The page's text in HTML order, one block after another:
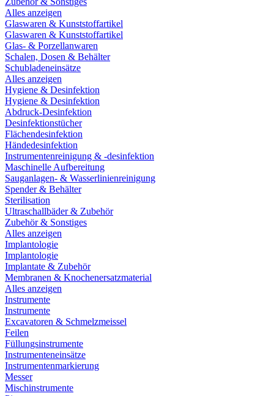
Alles anzeigen
Glaswaren & Kunststoffartikel
Glaswaren & Kunststoffartikel
Glas- & Porzellanwaren
Schalen, Dosen & Behälter
Schubladeneinsätze
Alles anzeigen
Hygiene & Desinfektion
Hygiene & Desinfektion
Abdruck-Desinfektion
Desinfektionstücher
Flächendesinfektion
Händedesinfektion
Instrumentenreinigung & -desinfektion
Maschinelle Aufbereitung
Sauganlagen- & Wasserlinienreinigung
Spender & Behälter
Sterilisation
Ultraschallbäder & Zubehör
Zubehör & Sonstiges
Alles anzeigen
Implantologie
Implantologie
Implantate & Zubehör
Membranen & Knochenersatzmaterial
Alles anzeigen
Instrumente
Instrumente
Excavatoren & Schmelzmeissel
Feilen
Füllungsinstrumente
Instrumenteneinsätze
Instrumentenmarkierung
Messer
Mischinstrumente